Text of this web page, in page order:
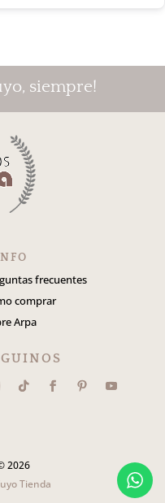
siempre!
frecuentes
comprar
Arpa
2026
Tienda